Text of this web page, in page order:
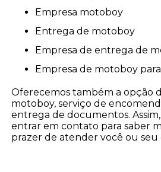
empresa motoboy
entrega de motoboy
empresa de entrega de
empresa de motoboy
Oferecemos também a opção
motoboy, serviço de
entrega de documentos.
entrar em contato para saber
prazer de atender você ou